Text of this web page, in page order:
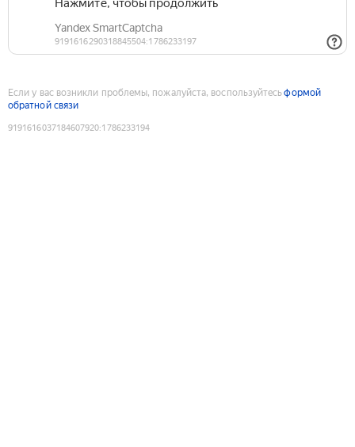
Если у вас возникли проблемы, пожалуйста, воспользуйтесьформой
обратной связи
9191616037184607920:1786233194